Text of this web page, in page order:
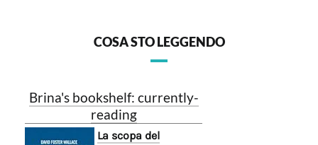
COSA STO LEGGENDO
Brina's bookshelf: currently-
reading
La scopa del